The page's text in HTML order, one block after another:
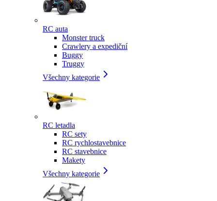
RC auta
Monster truck
Crawlery a expediční
Buggy
Truggy
Všechny kategorie
RC letadla
RC sety
RC rychlostavebnice
RC stavebnice
Makety
Všechny kategorie